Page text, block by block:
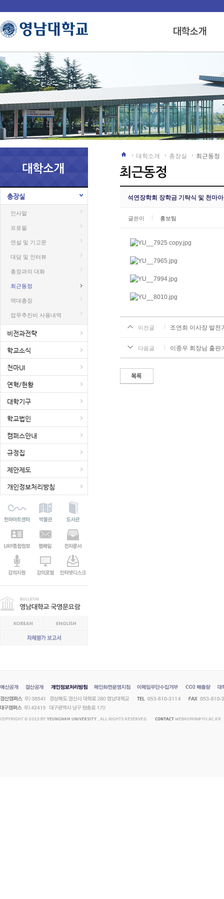
총장실
인사말
프로필
연설 및 기고문
대담 및 인터뷰
총장과의 대화
최근동정
역대총장
업무추진비 사용내역
비전과전략
학교소식
천마UI
연혁/현황
대학기구
학교법인
캠퍼스안내
규정집
제안제도
개인정보처리방침
대학소개 총장실 최근동정
석연장학회 장학금 기탁식 및 천마
글쓴이 홍보팀
이전글 조연희 이사장 발전
다음글 이종우 회장님 출판